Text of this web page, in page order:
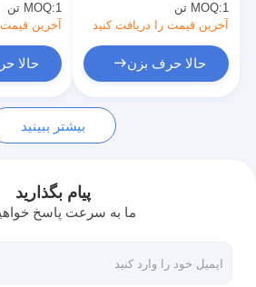
تماس با ما
اخبار
کلاف فولاد ضد زنگ نورد سرد
ورق فولادی ضد زنگ نورد گرم
MOQ:1 تن
آخرین
حالا
MOQ:1 تن
آخرین قیمت را دریافت کنید
حالا حرف بزن
بیشتر ببینید
پیام بگذارید
ما به سرعت پاسخ